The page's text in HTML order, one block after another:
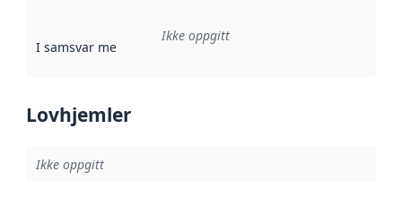
I samsvar med Referanse til en implementasjonsregel
Ikke oppgitt
Lovhjemler
Ikke oppgitt